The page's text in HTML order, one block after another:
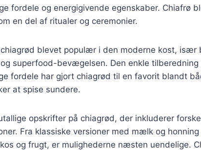
fordele og energigivende egenskaber. Chiafrø
en del af ritualer og ceremonier.
blevet populær i den moderne kost, især
superfood-bevægelsen. Den enkle tilberedning
fordele har gjort chiagrød til en favorit blandt
at spise sundere.
opskrifter på chiagrød, der inkluderer
Fra klassiske versioner med mælk og
og frugt, er mulighederne næsten uendelige.